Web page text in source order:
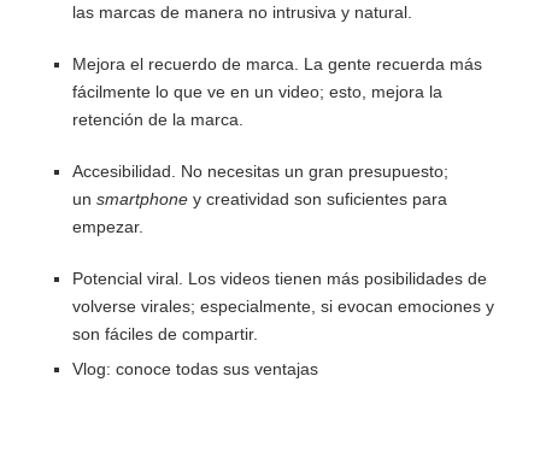
las marcas de manera no intrusiva y natural.
Mejora el recuerdo de marca. La gente recuerda más
fácilmente lo que ve en un video; esto, mejora la
retención de la marca.
Accesibilidad. No necesitas un gran presupuesto;
un smartphone y creatividad son suficientes para
empezar.
Potencial viral. Los videos tienen más posibilidades de
volverse virales; especialmente, si evocan emociones y
son fáciles de compartir.
Vlog: conoce todas sus ventajas